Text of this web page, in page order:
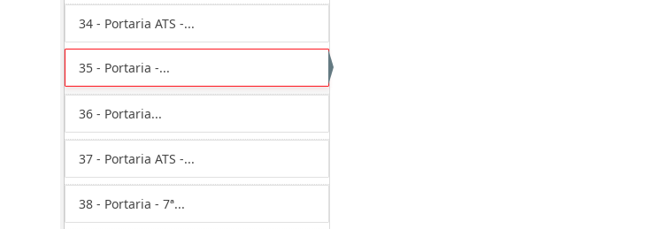
34 - Portaria ATS -...
35 - Portaria -...
36 - Portaria...
37 - Portaria ATS -...
38 - Portaria - 7ª...